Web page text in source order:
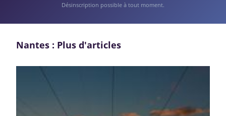
Désinscription possible à tout moment.
Nantes : Plus d'articles